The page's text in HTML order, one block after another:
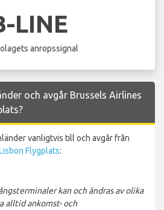
LINE
anropssignal
och avgår Brussels Airlines
vanligtvis till och avgår från
Flygplats:
kan och ändras av olika
alltid ankomst- och